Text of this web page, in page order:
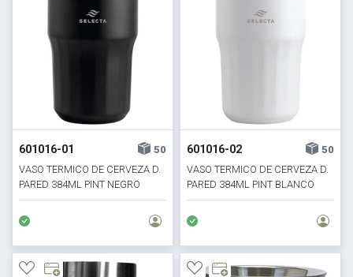
601016-01
50
VASO TERMICO DE CERVEZA D.
PARED 384ML PINT NEGRO
601016-02
50
VASO TERMICO DE CERVEZA D.
PARED 384ML PINT BLANCO